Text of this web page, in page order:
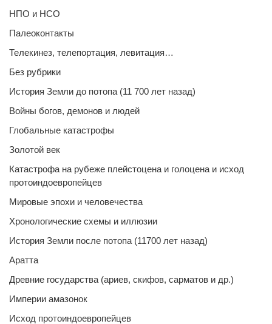
НПО и НСО
Палеоконтакты
Телекинез, телепортация, левитация…
Без рубрики
История Земли до потопа (11 700 лет назад)
Войны богов, демонов и людей
Глобальные катастрофы
Золотой век
Катастрофа на рубеже плейстоцена и голоцена и исход
протоиндоевропейцев
Мировые эпохи и человечества
Хронологические схемы и иллюзии
История Земли после потопа (11700 лет назад)
Аратта
Древние государства (ариев, скифов, сарматов и др.)
Империи амазонок
Исход протоиндоевропейцев